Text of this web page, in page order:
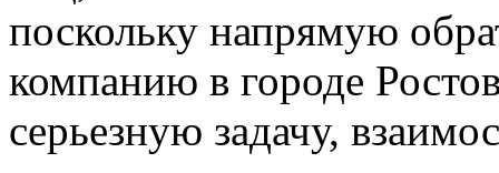
поскольку напрямую
компанию в городе
серьезную задачу,